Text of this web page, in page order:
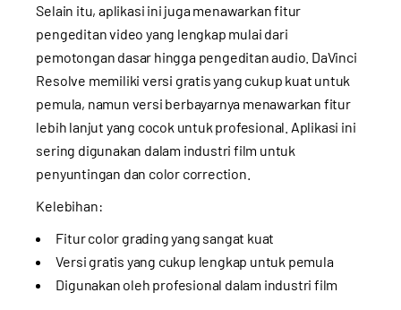
Selain itu, aplikasi ini juga menawarkan fitur
pengeditan video yang lengkap mulai dari
pemotongan dasar hingga pengeditan audio. DaVinci
Resolve memiliki versi gratis yang cukup kuat untuk
pemula, namun versi berbayarnya menawarkan fitur
lebih lanjut yang cocok untuk profesional. Aplikasi ini
sering digunakan dalam industri film untuk
penyuntingan dan color correction.
Kelebihan:
Fitur color grading yang sangat kuat
Versi gratis yang cukup lengkap untuk pemula
Digunakan oleh profesional dalam industri film